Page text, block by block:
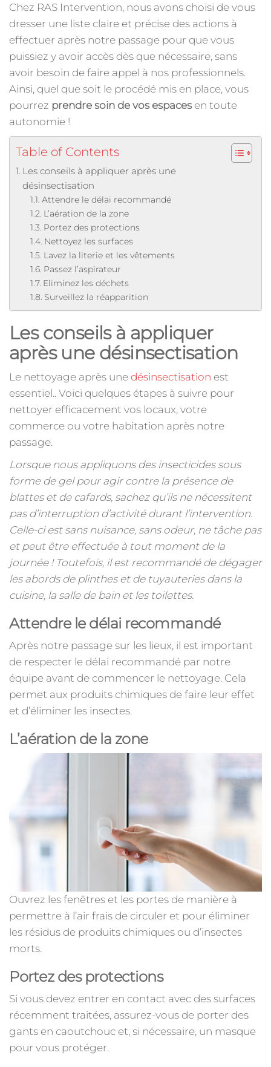
Chez RAS Intervention, nous avons choisi de vous
dresser une liste claire et précise des actions à
effectuer après notre passage pour que vous
puissiez y avoir accès dès que nécessaire, sans
avoir besoin de faire appel à nos professionnels.
Ainsi, quel que soit le procédé mis en place, vous
pourrez prendre soin de vos espacesen toute
autonomie !
Table of Contents
Les conseils à appliquer après une
désinsectisation
Attendre le délai recommandé
L’aération de la zone
Portez des protections
Nettoyez les surfaces
Lavez la literie et les vêtements
Passez l’aspirateur
Eliminez les déchets
Surveillez la réapparition
Les conseils à appliquer
après une désinsectisation
Le nettoyage après une désinsectisation est
essentiel.. Voici quelques étapes à suivre pour
nettoyer efficacement vos locaux, votre
commerce ou votre habitation après notre
passage.
Lorsque nous appliquons des insecticides sous
forme de gel pour agir contre la présence de
blattes et de cafards, sachez qu’ils ne nécessitent
pas d’interruption d’activité durant l’intervention.
Celle-ci est sans nuisance, sans odeur, ne tâche pas
et peut être effectuée à tout moment de la
journée ! Toutefois, il est recommandé de dégager
les abords de plinthes et de tuyauteries dans la
cuisine, la salle de bain et les toilettes.
Attendre le délai recommandé
Après notre passage sur les lieux, il est important
de respecter le délai recommandé par notre
équipe avant de commencer le nettoyage. Cela
permet aux produits chimiques de faire leur effet
et d’éliminer les insectes.
L’aération de la zone
Ouvrez les fenêtres et les portes de manière à
permettre à l’air frais de circuler et pour éliminer
les résidus de produits chimiques ou d’insectes
morts.
Portez des protections
Si vous devez entrer en contact avec des surfaces
récemment traitées, assurez-vous de porter des
gants en caoutchouc et, si nécessaire, un masque
pour vous protéger.